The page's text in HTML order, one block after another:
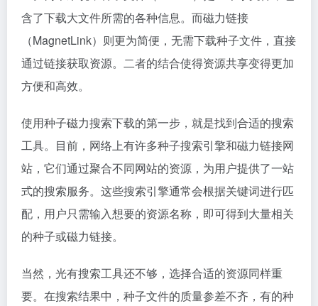
含了下载大文件所需的各种信息。而磁力链接
（MagnetLink）则更为简便，无需下载种子文件，直接
通过链接获取资源。二者的结合使得资源共享变得更加
方便和高效。
使用种子磁力搜索下载的第一步，就是找到合适的搜索
工具。目前，网络上有许多种子搜索引擎和磁力链接网
站，它们通过聚合不同网站的资源，为用户提供了一站
式的搜索服务。这些搜索引擎通常会根据关键词进行匹
配，用户只需输入想要的资源名称，即可得到大量相关
的种子或磁力链接。
当然，光有搜索工具还不够，选择合适的资源同样重
要。在搜索结果中，种子文件的质量参差不齐，有的种